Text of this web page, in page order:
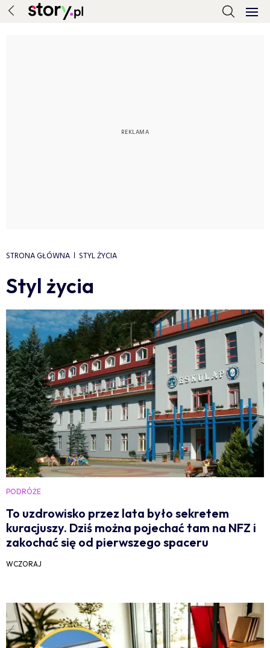
STRONA GŁÓWNA STYL ŻYCIA
Styl życia
PODRÓŻE
To uzdrowisko przez lata było sekretem
kuracjuszy. Dziś można pojechać tam na NFZ i
zakochać się od pierwszego spaceru
WCZORAJ